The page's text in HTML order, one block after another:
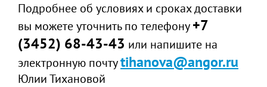
Подробнее об условиях и сроках доставки
вы можете уточнить по телефону+7
(3452) 68-43-43 или напишите на
электронную почтуtihanova@angor.ru
Юлии Тихановой